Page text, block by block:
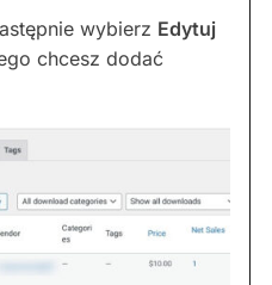
wybierz Edytuj
chcesz dodać